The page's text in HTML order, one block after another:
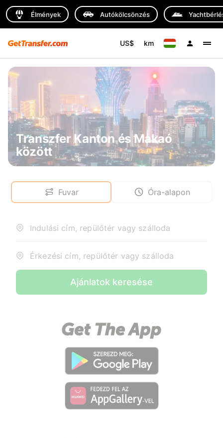
Élmények Autókölcsönzés
US$ km
Transzfer Kanton és Makaó
között
Fuvar Óra-alapon
Indulási cím, repülőtér vagy szálloda
Érkezési cím, repülőtér vagy szálloda
Ajánlatok keresése